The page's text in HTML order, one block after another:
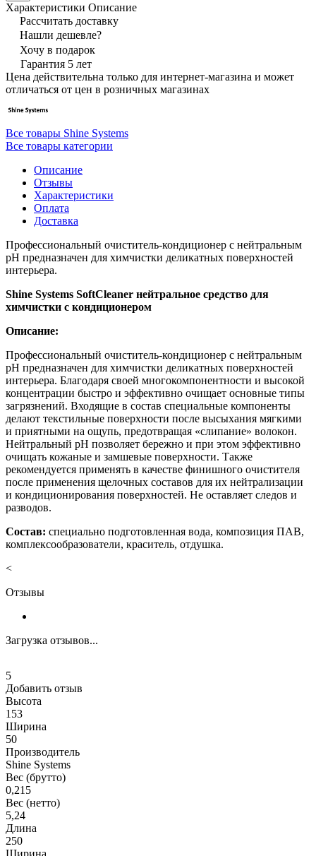
Характеристики Описание
Рассчитать доставку
Нашли дешевле?
Хочу в подарок
Гарантия 5 лет
Цена действительна только для интернет-магазина и может
отличаться от цен в розничных магазинах
Все товары Shine Systems
Все товары категории
Описание
Отзывы
Характеристики
Оплата
Доставка
Профессиональный очиститель-кондиционер с нейтральным
pH предназначен для химчистки деликатных поверхностей
интерьера.
Shine Systems SoftCleaner нейтральное средство для
химчистки с кондиционером
Описание:
Профессиональный очиститель-кондиционер с нейтральным
pH предназначен для химчистки деликатных поверхностей
интерьера. Благодаря своей многокомпонентности и высокой
концентрации быстро и эффективно очищает основные типы
загрязнений. Входящие в состав специальные компоненты
делают текстильные поверхности после высыхания мягкими
и приятными на ощупь, предотвращая «слипание» волокон.
Нейтральный pH позволяет бережно и при этом эффективно
очищать кожаные и замшевые поверхности. Также
рекомендуется применять в качестве финишного очистителя
после применения щелочных составов для их нейтрализации
и кондиционирования поверхностей. Не оставляет следов и
разводов.
Состав: специально подготовленная вода, композиция ПАВ,
комплексообразователи, краситель, отдушка.
<
Отзывы
Загрузка отзывов...
5
Добавить отзыв
Высота
153
Ширина
50
Производитель
Shine Systems
Вес (брутто)
0,215
Вес (нетто)
5,24
Длина
250
Ширина